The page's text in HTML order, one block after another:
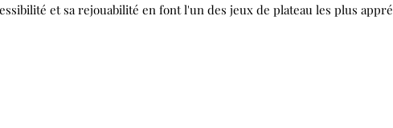
et sa rejouabilité en font l'un des jeux de plateau les plus